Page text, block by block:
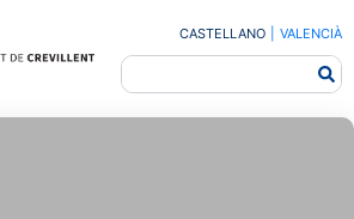
CASTELLANO VALENCIÀ